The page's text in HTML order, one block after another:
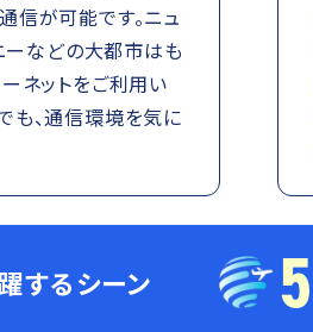
信が可能です。ニュ
ーなどの大都市はも
ネットをご利用い
も、通信環境を気に
するシーン 5